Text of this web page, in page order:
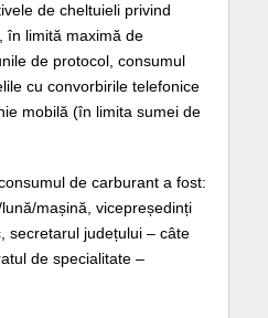
de cheltuieli privind
în limită maximă de
de protocol, consumul
cu convorbirile telefonice
mobilă (în limita sumei de
de carburant a fost:
mașină, vicepreședinți
secretarul județului – câte
de specialitate –